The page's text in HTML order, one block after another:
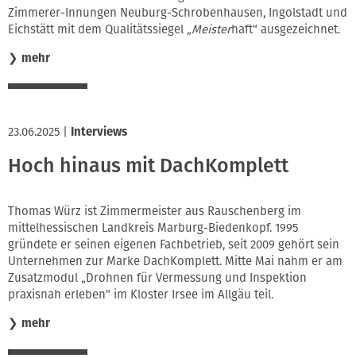
Zimmerer-Innungen Neuburg-Schrobenhausen, Ingolstadt und
Eichstätt mit dem Qualitätssiegel „Meisterhaft“ ausgezeichnet.
❯ mehr
23.06.2025 Interviews
Hoch hinaus mit DachKomplett
Thomas Würz ist Zimmermeister aus Rauschenberg im
mittelhessischen Landkreis Marburg-Biedenkopf. 1995
gründete er seinen eigenen Fachbetrieb, seit 2009 gehört sein
Unternehmen zur Marke DachKomplett. Mitte Mai nahm er am
Zusatzmodul „Drohnen für Vermessung und Inspektion
praxisnah erleben" im Kloster Irsee im Allgäu teil.
❯ mehr